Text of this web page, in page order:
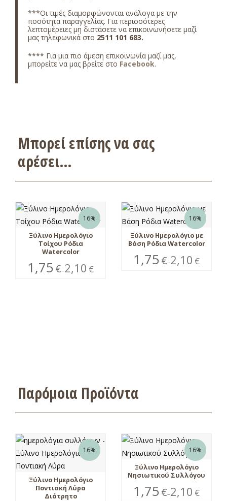
***Οι τιμές διαμορφώνονται ανάλογα με την
ποσότητα παραγγελίας. Για περισσότερες
λεπτομέρειες μη διστάσετε να επικοινωνήσετε μαζί
μας τηλεφωνικά στο 2511 101 683.
**** Για μια πιο άμεση επικοινωνία μαζί μας,
μπορείτε να μας βρείτε στο Facebook.
Μπορεί επίσης να σας
αρέσει…
16%
Ξύλινο Ημερολόγιο
Τοίχου Ρόδια
Watercolor
1,75 €–2,10 €
16%
Ξύλινο Ημερολόγιο με
Βάση Ρόδια Watercolor
1,75 €–2,10 €
Παρόμοια Προϊόντα
16%
Ξύλινο Ημερολόγιο
Ποντιακή Λύρα
Διάτρητο
16%
Ξύλινο Ημερολόγιο
Νησιωτικού Συλλόγου
1,75 €–2,10 €